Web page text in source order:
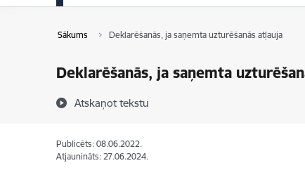
Sākums Deklarēšanās, ja saņemta uzturēšanās atļauja
Deklarēšanās, ja saņemta
Atskaņot tekstu
Publicēts: 08.06.2022.
Atjaunināts: 27.06.2024.